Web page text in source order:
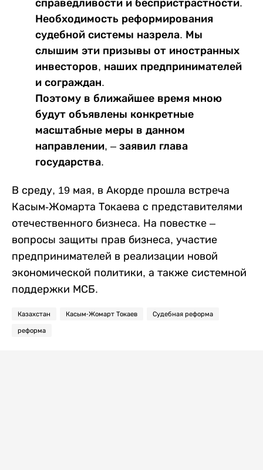
справедливости и беспристрастности.
Необходимость реформирования
судебной системы назрела. Мы
слышим эти призывы от иностранных
инвесторов, наших предпринимателей
и сограждан.
Поэтому в ближайшее время мною
будут объявлены конкретные
масштабные меры в данном
направлении, ‒ заявил глава
государства.
В среду, 19 мая, в Акорде прошла встреча
Касым-Жомарта Токаева с представителями
отечественного бизнеса. На повестке –
вопросы защиты прав бизнеса, участие
предпринимателей в реализации новой
экономической политики, а также системной
поддержки МСБ.
Казахстан Касым-Жомарт Токаев Судебная реформа
реформа